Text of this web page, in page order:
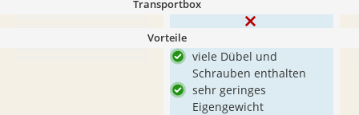
Transportbox
Vorteile
viele Dübel und
Schrauben enthalten
sehr geringes
Eigengewicht